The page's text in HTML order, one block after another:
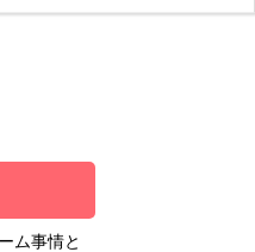
ム事情と